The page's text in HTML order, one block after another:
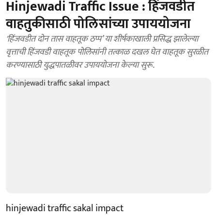
Hinjewadi Traffic Issue : हिंजवडीत
वाहतुकीसाठी पोलिसांच्या उपाययोजना
'हिंजवडीत दोन तास वाहतूक ठप्प’ या शीर्षकाखाली प्रसिद्ध झालेल्या
वृत्ताची हिंजवडी वाहतूक पोलिसांनी तत्काळ दखल घेत वाहतूक सुरळीत
करण्यासाठी युद्धपातळीवर उपाययोजना केल्या सुरू.
hinjewadi traffic sakal impact